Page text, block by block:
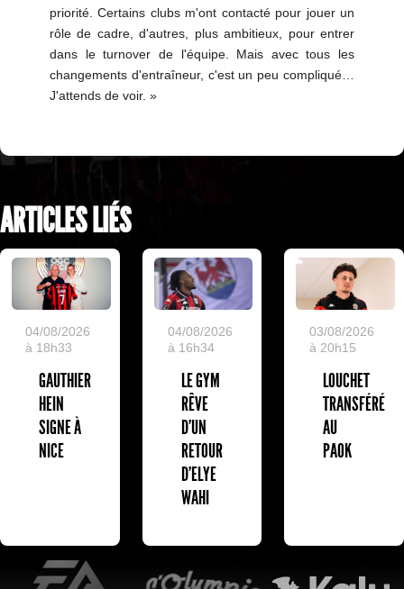
priorité. Certains clubs m'ont contacté pour jouer un
rôle de cadre, d'autres, plus ambitieux, pour entrer
dans le turnover de l'équipe. Mais avec tous les
changements d'entraîneur, c'est un peu compliqué…
J'attends de voir. »
ARTICLES LIÉS
04/08/2026
à 18h33
GAUTHIER
HEIN
SIGNE À
NICE
04/08/2026
à 16h34
LE GYM
RÊVE
D’UN
RETOUR
D’ELYE
WAHI
03/08/2026
à 20h15
LOUCHET
TRANSFÉRÉ
AU
PAOK
EA Sports